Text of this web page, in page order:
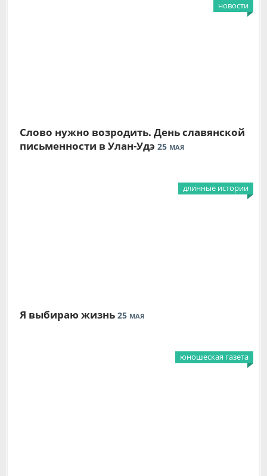
новости
Слово нужно возродить. День славянской
письменности в Улан-Удэ 25 МАЯ
длинные истории
Я выбираю жизнь 25 МАЯ
юношеская газета